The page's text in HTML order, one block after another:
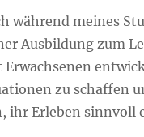
während meines
Ausbildung zum
zu schaffen
ihr Erleben sinnvoll